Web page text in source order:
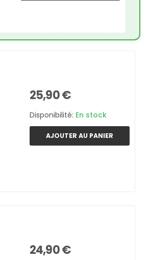
25,90 €
Disponibilité: En stock
AJOUTER AU PANIER
24,90 €